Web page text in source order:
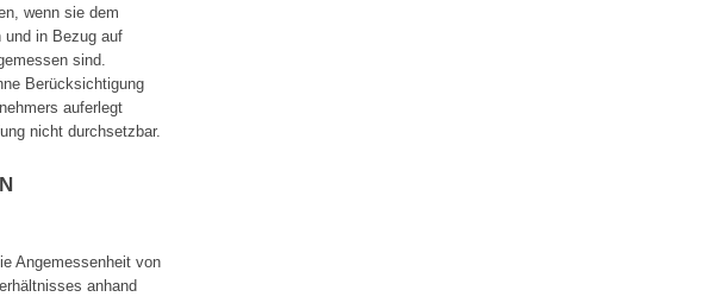
wenn sie dem
und in Bezug auf
sind.
Berücksichtigung
auferlegt
nicht durchsetzbar.
Angemessenheit von
anhand